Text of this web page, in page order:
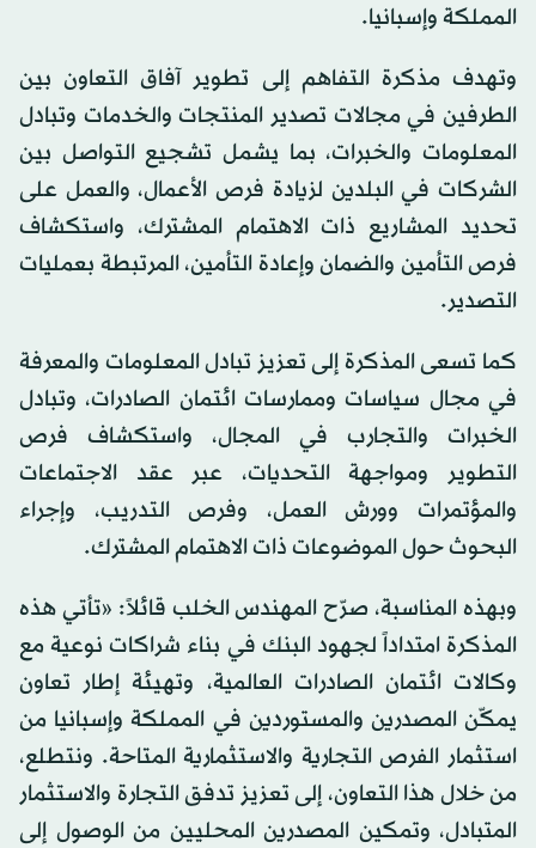
المملكة وإسبانيا.
وتهدف مذكرة التفاهم إلى تطوير آفاق التعاون بين
الطرفين في مجالات تصدير المنتجات والخدمات وتبادل
المعلومات والخبرات، بما يشمل تشجيع التواصل بين
الشركات في البلدين لزيادة فرص الأعمال، والعمل على
تحديد المشاريع ذات الاهتمام المشترك، واستكشاف
فرص التأمين والضمان وإعادة التأمين، المرتبطة بعمليات
التصدير.
كما تسعى المذكرة إلى تعزيز تبادل المعلومات والمعرفة
في مجال سياسات وممارسات ائتمان الصادرات، وتبادل
الخبرات والتجارب في المجال، واستكشاف فرص
التطوير ومواجهة التحديات، عبر عقد الاجتماعات
والمؤتمرات وورش العمل، وفرص التدريب، وإجراء
البحوث حول الموضوعات ذات الاهتمام المشترك.
وبهذه المناسبة، صرّح المهندس الخلب قائلاً: «تأتي هذه
المذكرة امتداداً لجهود البنك في بناء شراكات نوعية مع
وكالات ائتمان الصادرات العالمية، وتهيئة إطار تعاون
يمكّن المصدرين والمستوردين في المملكة وإسبانيا من
استثمار الفرص التجارية والاستثمارية المتاحة. ونتطلع،
من خلال هذا التعاون، إلى تعزيز تدفق التجارة والاستثمار
المتبادل، وتمكين المصدرين المحليين من الوصول إلى